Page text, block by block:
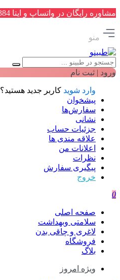
مشاوره رایگان در واتساپ و ایتا 09395086384 و 09176320681
منو
ورود | ثبت نام
وارد شوید کاربر جدید هستید؟
پیشخوان
سفارش‌ها
نشانی
جزئیات حساب
علاقه مندی ها
اعلانات من
نظرات
پیگیری سفارش
خروج
0
صفحه اصلی
سلامتی وبهداشت
لاغری و چاقی بدن
فروشگاه
بلاگ
ویژه امروز